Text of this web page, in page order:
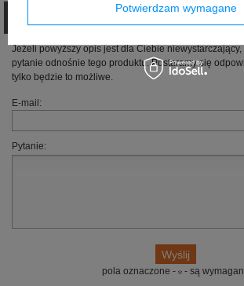
Jeżeli powyższy opis jest dla Ciebie
pytanie odnośnie tego produktu. Postaramy się
tylko będzie to możliwe.
E-mail:
Pytanie:
pola oznaczone - - są
Potwierdzam wymagane